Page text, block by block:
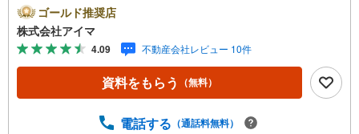
画」から「物件選び」まで全力でバックアップいたしま
す。＼株式会社アイマが選ばれる2大サポート/【プロ目線
のローンの提案力】大手ネット銀行をはじめ多数の金融機
関と提携。お借入期間「最長50年」のプランや今注目の低
金利プランなど、購入後の生活にゆとりを持たせるための
最適な資金計画をご提案します。【フットワーク軽い安心
いて移動が大変」という方も大歓迎。平日・夜間の現地案
ゴールド推奨店
株式会社アイマ
4.09 不動産会社レビュー 10件
資料をもらう （無料）
電話する （通話料無料）